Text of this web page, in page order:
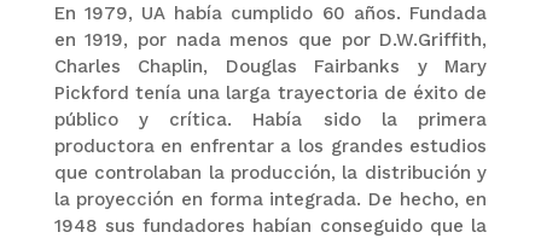
En 1979, UA había cumplido 60 años. Fundada
en 1919, por nada menos que por D.W.Griffith,
Charles Chaplin, Douglas Fairbanks y Mary
Pickford tenía una larga trayectoria de éxito de
público y crítica. Había sido la primera
productora en enfrentar a los grandes estudios
que controlaban la producción, la distribución y
la proyección en forma integrada. De hecho, en
1948 sus fundadores habían conseguido que la